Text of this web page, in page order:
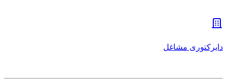
دایرکتوری مشاغل